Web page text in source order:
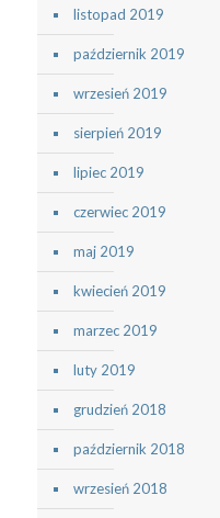
listopad 2019
październik 2019
wrzesień 2019
sierpień 2019
lipiec 2019
czerwiec 2019
maj 2019
kwiecień 2019
marzec 2019
luty 2019
grudzień 2018
październik 2018
wrzesień 2018